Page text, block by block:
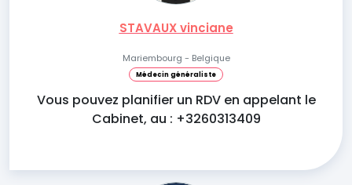
STAVAUX vinciane
Mariembourg - Belgique
Médecin généraliste
Vous pouvez planifier un RDV en appelant le
Cabinet, au : +3260313409